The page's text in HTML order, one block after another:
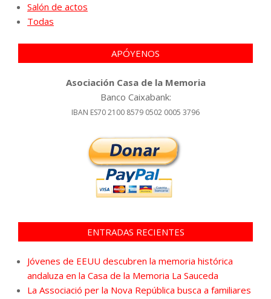
Salón de actos
Todas
APÓYENOS
Asociación Casa de la Memoria
Banco Caixabank:
IBAN ES70 2100 8579 0502 0005 3796
ENTRADAS RECIENTES
Jóvenes de EEUU descubren la memoria histórica
andaluza en la Casa de la Memoria La Sauceda
La Associació per la Nova República busca a familiares